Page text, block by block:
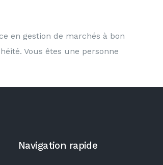
en gestion de marchés à bon
Vous êtes une personne
Navigation rapide